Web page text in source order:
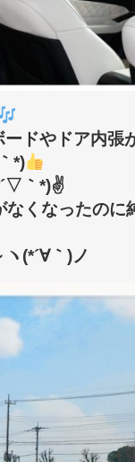
ドやドア内張
*)
｀*)✌
くなったのに
(*´∀｀)ノ